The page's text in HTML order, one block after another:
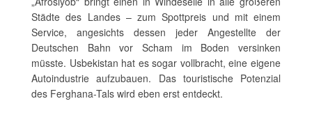
Städte des Landes – zum Spottpreis und mit einem
Service, angesichts dessen jeder Angestellte der
Deutschen Bahn vor Scham im Boden versinken
müsste. Usbekistan hat es sogar vollbracht, eine eigene
Autoindustrie aufzubauen. Das touristische Potenzial
des Ferghana-Tals wird eben erst entdeckt.